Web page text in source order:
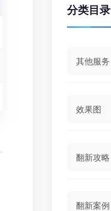
分类目录
其他服务
效果图
翻新攻略
翻新案例